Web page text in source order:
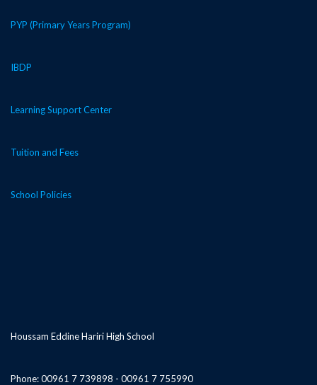
PYP (Primary Years Program)
IBDP
Learning Support Center
Tuition and Fees
School Policies
Houssam Eddine Hariri High School
Phone: 00961 7 739898 - 00961 7 755990